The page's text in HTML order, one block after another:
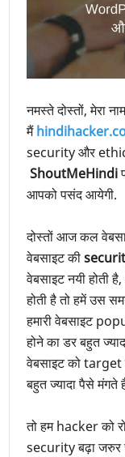
नमस्ते दोस्तों, मेरा
मैं
security और
ShoutMeHindi
आपको पसंद आयेगी.
दोस्तों आज कल
वेबसाइट की
वेबसाइट नयी होती
होती है तो हमें उस
हमारी वेबसाइट
होने का डर बहुत
वेबसाइट को
बहुत ज्यादा पैसे मंगते
तो हम hacker को
security बढ़ा